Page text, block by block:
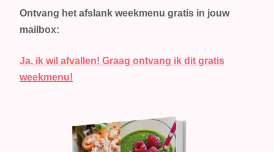
Ontvang het afslank weekmenu gratis in jouw
mailbox:
Ja, ik wil afvallen! Graag ontvang ik dit gratis
weekmenu!